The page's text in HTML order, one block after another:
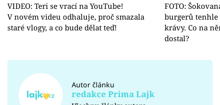
VIDEO: Teri se vrací na YouTube!
V novém videu odhaluje, proč smazala
staré vlogy, a co bude dělat teď!
FOTO:
burgerů tenhle
krávy. Co na
dostal?
Autor článku
redakce Prima Lajk